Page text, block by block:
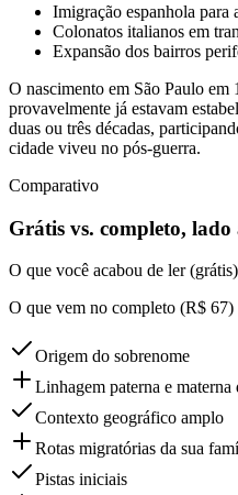
Imigração espanhola para
Colonatos italianos em
Expansão dos bairros
O nascimento em São Paulo em
provavelmente já estavam
duas ou três décadas,
cidade viveu no pós-guerra.
Comparativo
Grátis vs. completo, lado
O que você acabou de ler (grátis)
O que vem no completo (R$ 67)
Origem do sobrenome
Linhagem paterna e materna
Contexto geográfico amplo
Rotas migratórias da sua
Pistas iniciais